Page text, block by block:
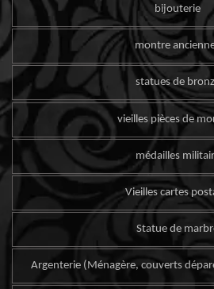
bijouterie
montre
statues de
vieilles pièces de
médailles
Vieilles cartes
Statue de
Argenterie (Ménagère, couverts